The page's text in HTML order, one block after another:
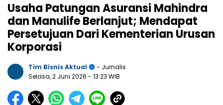
Usaha Patungan Asuransi Mahindra
dan Manulife Berlanjut; Mendapat
Persetujuan Dari Kementerian Urusan
Korporasi
Tim Bisnis Aktual
- Jurnalis
Selasa, 2 Juni 2026 - 13:23 WIB